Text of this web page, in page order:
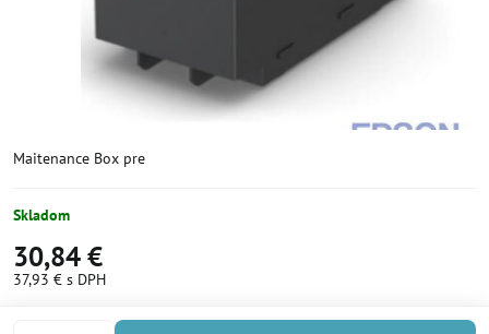
Maitenance Box pre
Skladom
30,84 €
37,93 € s DPH